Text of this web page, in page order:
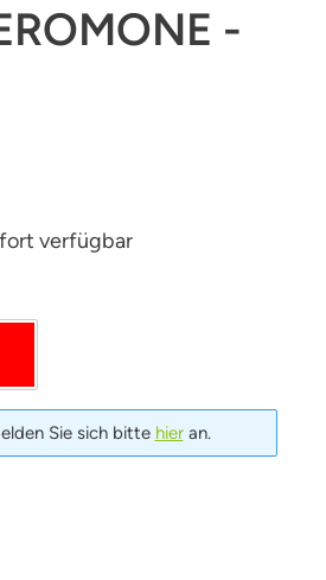
-
verfügbar
Sie sich bitte hieran.